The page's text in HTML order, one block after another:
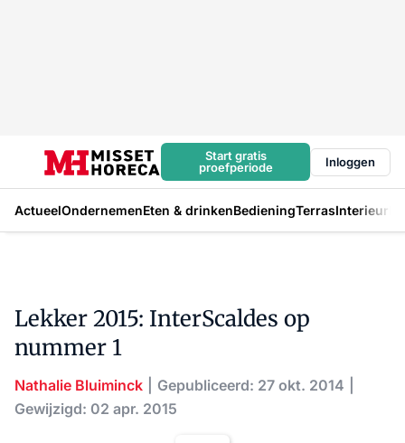
Start gratis
proefperiode
Inloggen
ActueelOndernemenEten & drinkenBedieningTerrasInterieur
Lekker 2015: InterScaldes op
nummer 1
Nathalie Bluiminck
Gepubliceerd: 27 okt. 2014
Gewijzigd: 02 apr. 2015